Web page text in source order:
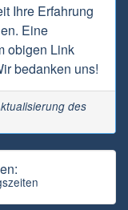
Ihre Erfahrung
Eine
obigen Link
bedanken uns!
des